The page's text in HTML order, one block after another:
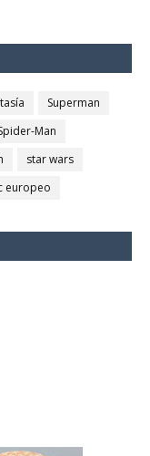
Superman
Man
star wars
europeo